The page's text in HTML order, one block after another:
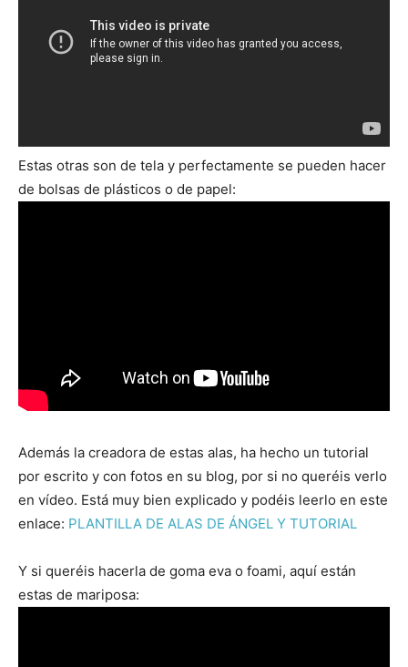
Estas otras son de tela y perfectamente se pueden hacer
de bolsas de plásticos o de papel:
Además la creadora de estas alas, ha hecho un tutorial
por escrito y con fotos en su blog, por si no queréis verlo
en vídeo. Está muy bien explicado y podéis leerlo en este
enlace: PLANTILLA DE ALAS DE ÁNGEL Y TUTORIAL
Y si queréis hacerla de goma eva o foami, aquí están
estas de mariposa: